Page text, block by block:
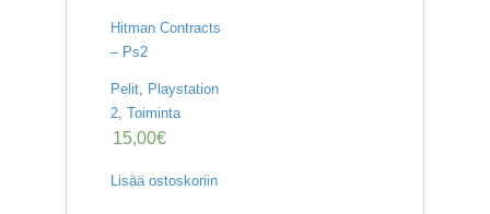
Hitman Contracts
– Ps2
Pelit, Playstation
2, Toiminta
15,00€
Lisää ostoskoriin